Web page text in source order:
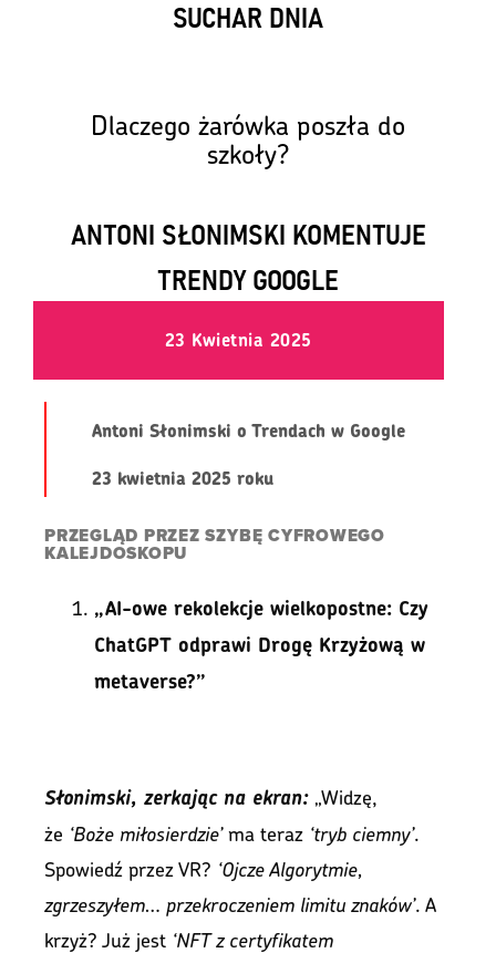
SUCHAR DNIA
Dlaczego żarówka poszła do
szkoły?
— By się oświecić! 💡🎓
ANTONI SŁONIMSKI KOMENTUJE
TRENDY GOOGLE
23 Kwietnia 2025
Antoni Słonimski o Trendach w Google
23 kwietnia 2025 roku
PRZEGLĄD PRZEZ SZYBĘ CYFROWEGO
KALEJDOSKOPU
„AI-owe rekolekcje wielkopostne: Czy
ChatGPT odprawi Drogę Krzyżową w
metaverse?”
Słonimski, zerkając na ekran: „Widzę,
że ‘Boże miłosierdzie’ma teraz ‘tryb ciemny’.
Spowiedź przez VR? ‘Ojcze Algorytmie,
zgrzeszyłem… przekroczeniem limitu znaków’. A
krzyż? Już jest ‘NFT z certyfikatem